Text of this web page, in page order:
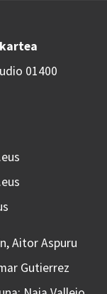
01400
Aitor Aspuru
Gutierrez